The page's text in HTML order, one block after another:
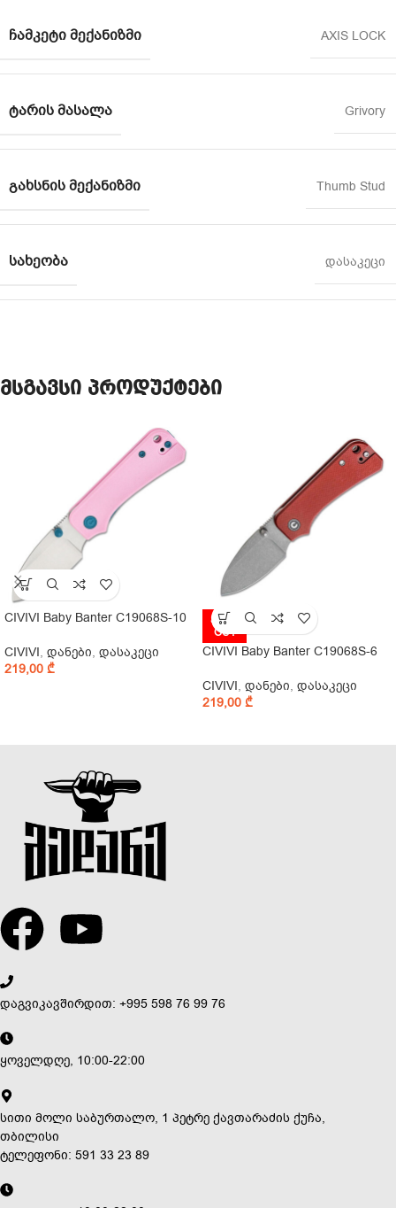
ᲩᲐᲛᲙᲔᲢᲘ ᲛᲔᲥᲐᲜᲘᲖᲛᲘ AXIS LOCK
ᲢᲐᲠᲘᲡ ᲛᲐᲡᲐᲚᲐ Grivory
ᲒᲐᲮᲡᲜᲘᲡ ᲛᲔᲥᲐᲜᲘᲖᲛᲘ Thumb Stud
ᲡᲐᲮᲔᲝᲑᲐ დასაკეცი
მსგავსი პროდუქტები
CIVIVI Baby Banter C19068S-10
CIVIVI, დანები, დასაკეცი
219,00 ₾
SOLD
OUT
CIVIVI Baby Banter C19068S-6
CIVIVI, დანები, დასაკეცი
219,00 ₾
დაგვიკავშირდით: +995 598 76 99 76
ყოველდღე, 10:00-22:00
სითი მოლი საბურთალო, 1 პეტრე ქავთარაძის ქუჩა,
თბილისი
ტელეფონი: 591 33 23 89